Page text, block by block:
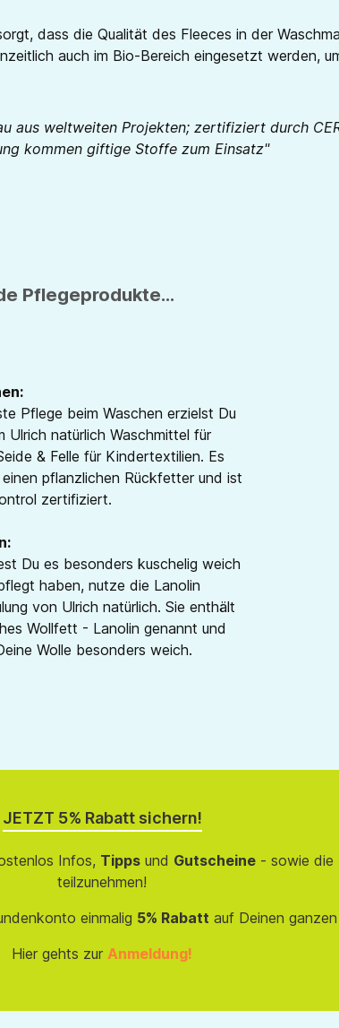
dass die Qualität des Fleeces in der
auch im Bio-Bereich eingesetzt werden,
aus weltweiten Projekten; zertifiziert durch
kommen giftige Stoffe zum Einsatz"
Pflegeprodukte...
Pflege beim Waschen erzielst Du
Ulrich natürlich Waschmittel für
& Felle für Kindertextilien. Es
pflanzlichen Rückfetter und ist
zertifiziert.
Du es besonders kuschelig weich
haben, nutze die Lanolin
von Ulrich natürlich. Sie enthält
Wollfett - Lanolin genannt und
Wolle besonders weich.
JETZT 5% Rabatt sichern!
Infos, Tippsund Gutscheine- sowie die
teilzunehmen!
einmalig 5% Rabatt auf Deinen ganzen
Hier gehts zur Anmeldung!